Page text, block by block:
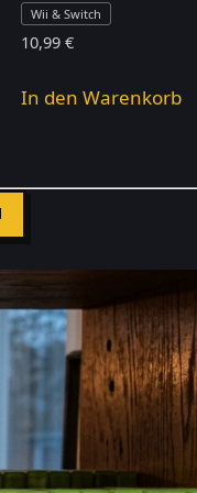
Wii & Switch
10,99€
In den Warenkorb